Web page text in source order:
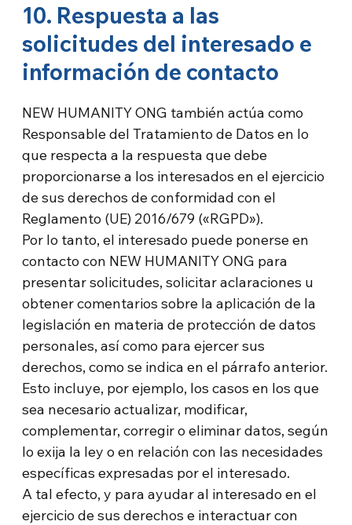
10. Respuesta a las
solicitudes del interesado e
información de contacto
NEW HUMANITY ONG también actúa como
Responsable del Tratamiento de Datos en lo
que respecta a la respuesta que debe
proporcionarse a los interesados en el ejercicio
de sus derechos de conformidad con el
Reglamento (UE) 2016/679 («RGPD»).
Por lo tanto, el interesado puede ponerse en
contacto con NEW HUMANITY ONG para
presentar solicitudes, solicitar aclaraciones u
obtener comentarios sobre la aplicación de la
legislación en materia de protección de datos
personales, así como para ejercer sus
derechos, como se indica en el párrafo anterior.
Esto incluye, por ejemplo, los casos en los que
sea necesario actualizar, modificar,
complementar, corregir o eliminar datos, según
lo exija la ley o en relación con las necesidades
específicas expresadas por el interesado.
A tal efecto, y para ayudar al interesado en el
ejercicio de sus derechos e interactuar con